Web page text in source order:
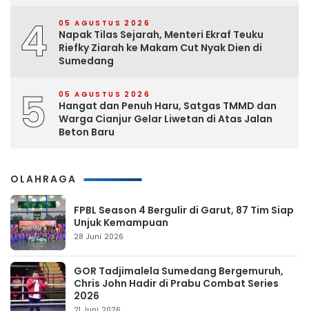
4 05 AGUSTUS 2026
Napak Tilas Sejarah, Menteri Ekraf Teuku
Riefky Ziarah ke Makam Cut Nyak Dien di
Sumedang
5 05 AGUSTUS 2026
Hangat dan Penuh Haru, Satgas TMMD dan
Warga Cianjur Gelar Liwetan di Atas Jalan
Beton Baru
OLAHRAGA
FPBL Season 4 Bergulir di Garut, 87 Tim Siap
Unjuk Kemampuan
28 Juni 2026
GOR Tadjimalela Sumedang Bergemuruh,
Chris John Hadir di Prabu Combat Series
2026